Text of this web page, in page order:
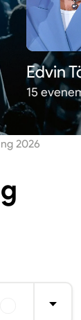
Edvin
15
2026